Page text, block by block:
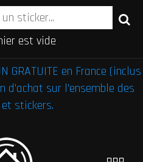
est vide
GRATUITE en France (inclus
d'achat sur l'ensemble des
stickers.